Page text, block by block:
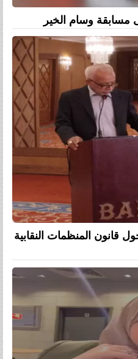
مسابقة وسام الخير
قانون المنظمات النقابية